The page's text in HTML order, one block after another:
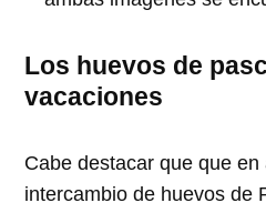
Los huevos de
vacaciones
Cabe destacar que que
intercambio de huevos de